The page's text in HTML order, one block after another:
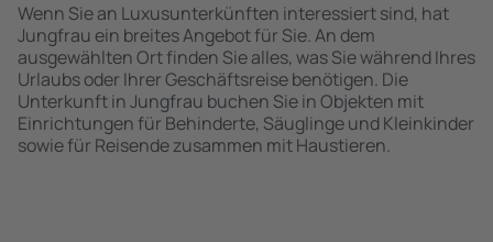
Wenn Sie an Luxusunterkünften interessiert sind, hat
Jungfrau ein breites Angebot für Sie. An dem
ausgewählten Ort finden Sie alles, was Sie während Ihres
Urlaubs oder Ihrer Geschäftsreise benötigen. Die
Unterkunft in Jungfrau buchen Sie in Objekten mit
Einrichtungen für Behinderte, Säuglinge und Kleinkinder
sowie für Reisende zusammen mit Haustieren.